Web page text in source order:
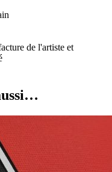
de l'artiste et